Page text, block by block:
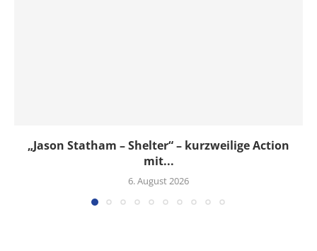
„Jason Statham – Shelter“ – kurzweilige Action
mit...
6. August 2026